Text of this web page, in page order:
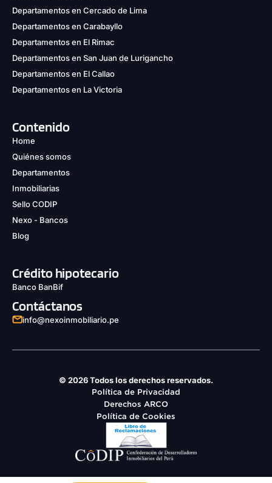
Departamentos en Cercado de Lima
Departamentos en Carabayllo
Departamentos en El Rimac
Departamentos en San Juan de Lurigancho
Departamentos en El Callao
Departamentos en La Victoria
Contenido
Home
Quiénes somos
Departamentos
Inmobiliarias
Sello CODIP
Nexo - Bancos
Blog
Crédito hipotecario
Banco BanBif
Contáctanos
info@nexoinmobiliario.pe
© 2026 Todos los derechos reservados.
Política de Privacidad
Derechos ARCO
Política de Cookies